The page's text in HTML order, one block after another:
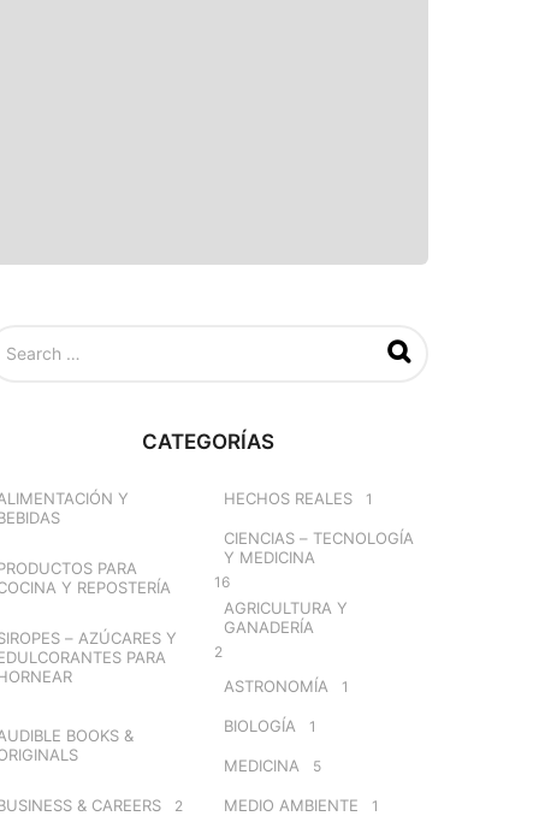
CATEGORÍAS
Y
PARA
Y REPOSTERÍA
– AZÚCARES Y
PARA
BOOKS &
& CAREERS 2
HECHOS REALES 1
CIENCIAS – TECNOLOGÍA
Y MEDICINA
16
AGRICULTURA Y
GANADERÍA
2
ASTRONOMÍA 1
BIOLOGÍA 1
MEDICINA 5
MEDIO AMBIENTE 1